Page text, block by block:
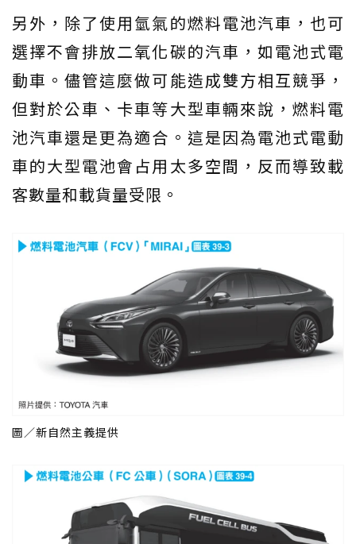
另外，除了使用氫氣的燃料電池汽車，也可
選擇不會排放二氧化碳的汽車，如電池式電
動車。儘管這麼做可能造成雙方相互競爭，
但對於公車、卡車等大型車輛來說，燃料電
池汽車還是更為適合。這是因為電池式電動
車的大型電池會占用太多空間，反而導致載
客數量和載貨量受限。
圖／新自然主義提供